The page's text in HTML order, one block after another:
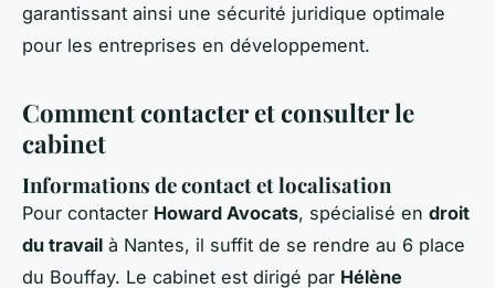
garantissant ainsi une sécurité juridique optimale
pour les entreprises en développement.
Comment contacter et consulter le
cabinet
Informations de contact et localisation
Pour contacter Howard Avocats, spécialisé en droit
du travail à Nantes, il suffit de se rendre au 6 place
du Bouffay. Le cabinet est dirigé par Hélène